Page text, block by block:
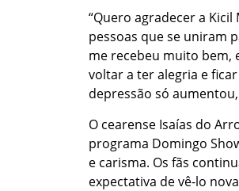
“Quero agradecer a
pessoas que se uniram
me recebeu muito bem,
voltar a ter alegria e
depressão só
O cearense Isaías do
programa Domingo
e carisma. Os fãs
expectativa de vê-lo